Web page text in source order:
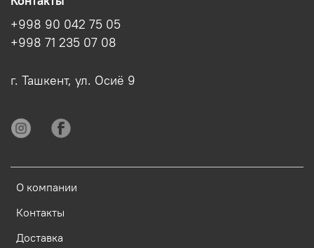
О компании
Контакты
Доставка
+998 90 042 75 05
+998 71 235 07 08
г. Ташкент, ул. Осиё 9